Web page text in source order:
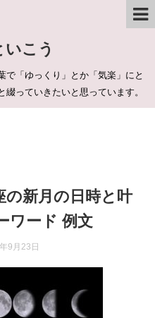
こう
で「ゆっくり」とか「気楽」にと
っていきたいと思っています。
新月の日時と叶
ワード 例文
9月23日